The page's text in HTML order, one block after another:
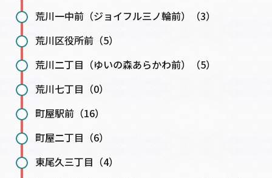
荒川一中前（ジョイフル三ノ輪前）（3）
荒川区役所前（5）
荒川二丁目（ゆいの森あらかわ前）（5）
荒川七丁目（0）
町屋駅前（16）
町屋二丁目（6）
東尾久三丁目（4）